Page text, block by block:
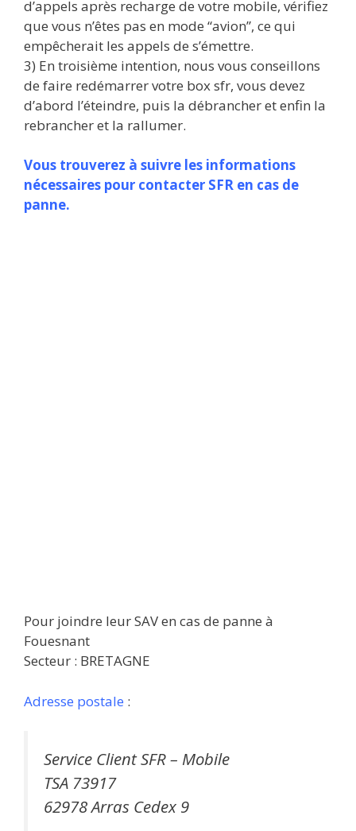
d’appels après recharge de votre mobile, vérifiez
que vous n’êtes pas en mode “avion”, ce qui
empêcherait les appels de s’émettre.
3) En troisième intention, nous vous conseillons
de faire redémarrer votre box sfr, vous devez
d’abord l’éteindre, puis la débrancher et enfin la
rebrancher et la rallumer.
Vous trouverez à suivre les informations
nécessaires pour contacter SFR en cas de
panne.
Pour joindre leur SAV en cas de panne à
Fouesnant
Secteur : BRETAGNE
Adresse postale :
Service Client SFR – Mobile
TSA 73917
62978 Arras Cedex 9